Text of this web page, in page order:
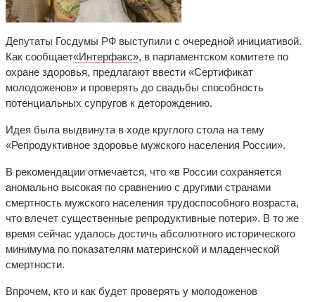
Депутаты Госдумы РФ выступили с очередной инициативой.
Как сообщает«Интерфакс», в парламентском комитете по
охране здоровья, предлагают ввести «Сертификат
молодоженов» и проверять до свадьбы способность
потенциальных супругов к деторождению.
Идея была выдвинута в ходе круглого стола на тему
«Репродуктивное здоровье мужского населения России».
В рекомендации отмечается, что «в России сохраняется
аномально высокая по сравнению с другими странами
смертность мужского населения трудоспособного возраста,
что влечет существенные репродуктивные потери». В то же
время сейчас удалось достичь абсолютного исторического
минимума по показателям материнской и младенческой
смертности.
Впрочем, кто и как будет проверять у молодоженов